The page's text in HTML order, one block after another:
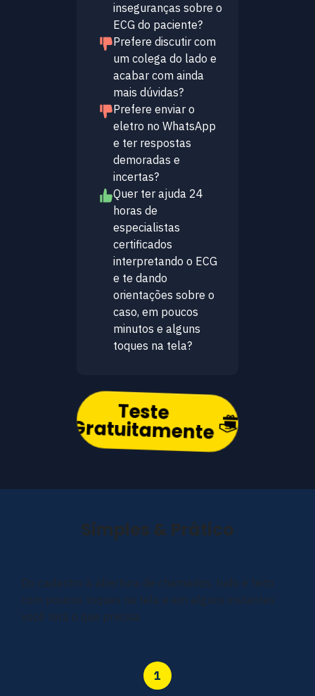
inseguranças sobre o
ECG do paciente?
Prefere discutir com
um colega do lado e
acabar com ainda
mais dúvidas?
Prefere enviar o
eletro no WhatsApp
e ter respostas
demoradas e
incertas?
Quer ter ajuda 24
horas de
especialistas
certificados
interpretando o ECG
e te dando
orientações sobre o
caso, em poucos
minutos e alguns
toques na tela?
Teste
Gratuitamente
Simples & Prático
Do cadastro à abertura de chamados, tudo é feito
com poucos toques na tela e em alguns instantes
você terá o que precisa